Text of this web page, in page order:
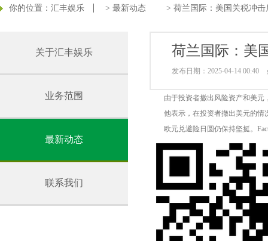
你的位置： 汇丰娱乐 > 最新动态 > 荷兰国际：美国关税冲
关于汇丰娱乐
业务范围
最新动态
联系我们
荷兰国际：美
发布日期：2025-04-14 00:40
由于投资者撤出风险资产和美元，
他表示，在投资者撤出美元的情况
欧元兑避险日圆仍保持坚挺。